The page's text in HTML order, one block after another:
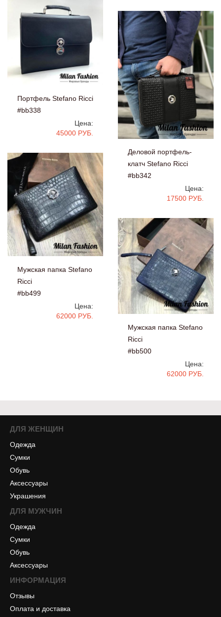
Портфель Stefano Ricci
#bb338
Цена:
45000 РУБ.
Деловой портфель-
клатч Stefano Ricci
#bb342
Цена:
17500 РУБ.
Мужская папка Stefano
Ricci
#bb499
Цена:
62000 РУБ.
Мужская папка Stefano
Ricci
#bb500
Цена:
62000 РУБ.
ДЛЯ ЖЕНЩИН
Одежда
Сумки
Обувь
Аксессуары
Украшения
ДЛЯ МУЖЧИН
Одежда
Сумки
Обувь
Аксессуары
ИНФОРМАЦИЯ
Отзывы
Оплата и доставка